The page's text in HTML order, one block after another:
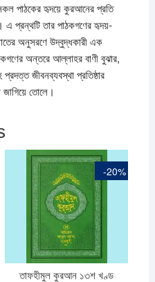
পাঠকের হৃদয়ে কুরআনের প্রতি
প্রন্থটি তার পাঠকগণের হৃদয়-
অনুসরণে উদ্বুদ্ধকারী এক
অন্তরে আল্লাহর বাণী বুঝার,
জীবনব্যবস্থা প্রতিষ্ঠার
জাগিয়ে তােলে।
-20%
তাফহীমুল কুরআন ১৩শ খণ্ড